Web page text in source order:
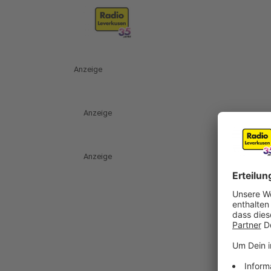
Anzeige
Anzeige
Anzeige